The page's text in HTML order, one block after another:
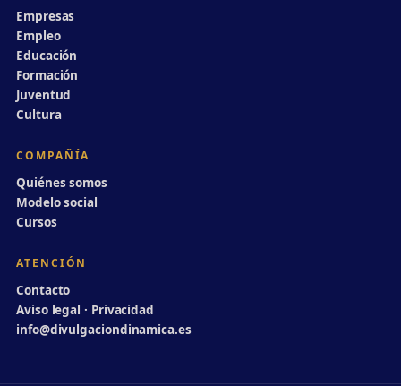
Empresas
Empleo
Educación
Formación
Juventud
Cultura
COMPAÑÍA
Quiénes somos
Modelo social
Cursos
ATENCIÓN
Contacto
Aviso legal · Privacidad
info@divulgaciondinamica.es